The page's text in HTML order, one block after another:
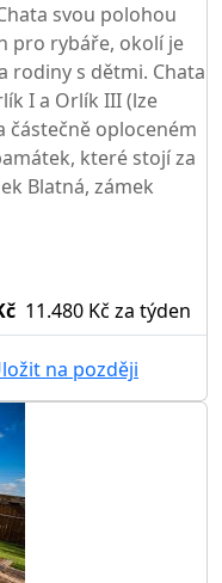
svou polohou
pro rybáře, okolí je
rodiny s dětmi. Chata
I a Orlík III (lze
oploceném
které stojí za
Blatná, zámek
11.480 Kč za týden
na později